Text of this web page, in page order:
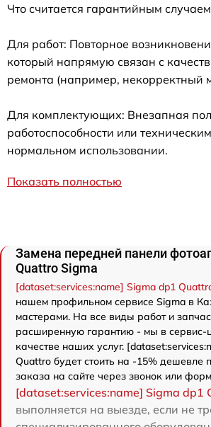
Что считается гарантийным
Для работ: Повторное
который напрямую связан с
ремонта (например, некорректный
Для комплектующих: Внезапная
работоспособности или
нормальном использовании.
Показать полностью
Замена передней панели
Quattro Sigma
[dataset:services:name] Sigma dp1
нашем профильном сервисе Sigma в
мастерами. На все виды работ и
расширенную гарантию - мы в сервис-
качестве наших услуг.
Quattro будет стоить на -15% дешевле
заказа на сайте через звонок или
[dataset:services:name] Sigma dp1
выполняется на выезде, если не